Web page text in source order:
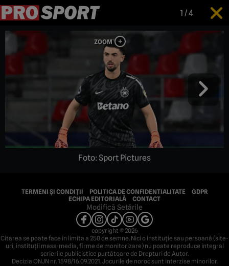
1 /4
Foto: Sport Pictures
TERMENI ȘI CONDIȚII POLITICA DE CONFIDENTIALITATE
GDPR
ECHIPA EDITORIALĂ
CONTACT
Modifică Setările
copyright © 2026
Citarea se poate face în limita a 250 de semne. Nici o instituţie sau persoană (site-
uri, instituţii mass-media, firme de monitorizare) nu poate reproduce integral
scrierile publicistice purtătoare de Drepturi de Autor.
Decizia ONJN nr. 1598/16.09.2021. Jocurile de noroc sunt interzise minorilor.